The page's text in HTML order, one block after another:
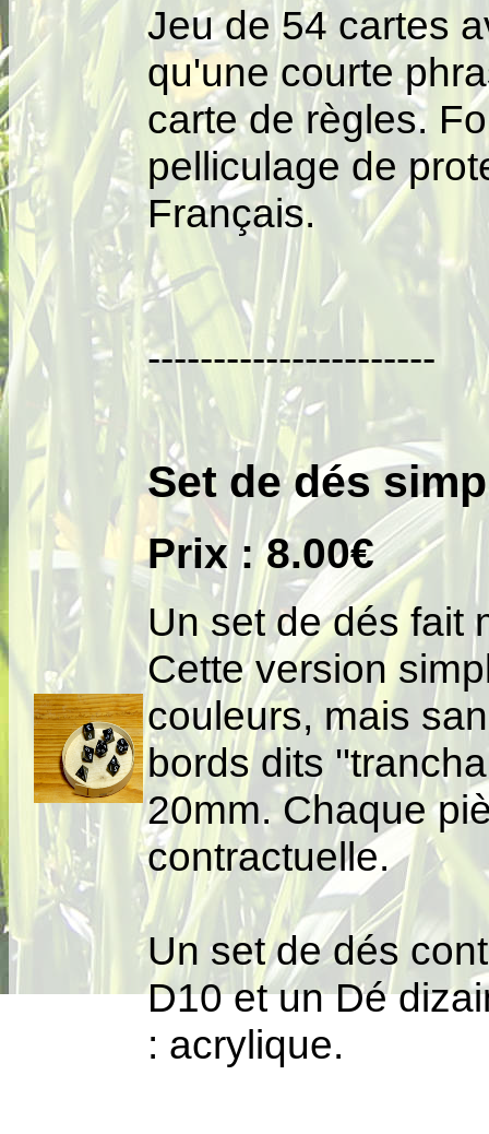
Jeu de 54 cartes
qu'une courte
carte de règles.
pelliculage de
Français.
----------------------
Set de dés
Prix : 8.00€
Un set de dés fait
Cette version
couleurs, mais
bords dits
20mm. Chaque
contractuelle.
Un set de dés
D10 et un Dé
: acrylique.